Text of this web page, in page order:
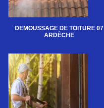
DEMOUSSAGE DE TOITURE 07
ARDÈCHE